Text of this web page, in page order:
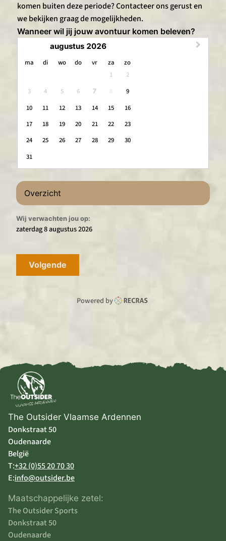
komen buiten deze periode? Contacteer ons gerust en
we bekijken graag de mogelijkheden.
Wanneer wil jij jouw avontuur komen beleven?
augustus 2026
maandag
ma dinsdag
di woensdag
wo donderdag
do vrijdag
vr zaterdag
za zondag
zo
1
2
3
4 5 6 7 8
9
10
11 12 13 14 15
16
17
18 19 20 21 22
23
24
25 26 27 28 29
30
31
Volgende
Overzicht
Wij verwachten jou op:
zaterdag 8 augustus 2026
Powered by
The Outsider Vlaamse Ardennen
Donkstraat 50
Oudenaarde
België
T:+32 (0)55 20 70 30
E:info@outsider.be
Maatschappelijke zetel:
The Outsider Sports
Donkstraat 50
Oudenaarde